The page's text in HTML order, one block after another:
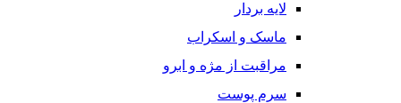
لایه بردار
ماسک و اسکراب
مراقبت از مژه و ابرو
سرم پوست